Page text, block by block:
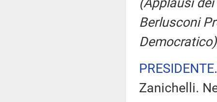
Berlusconi
PRESIDENTE
Zanichelli.